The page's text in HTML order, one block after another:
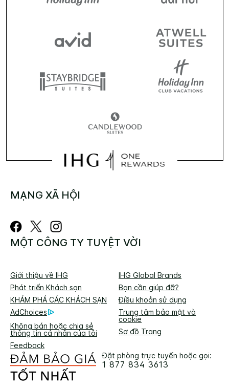
MẠNG XÃ HỘI
MỘT CÔNG TY TUYỆT VỜI
Giới thiệu về IHG
IHG Global Brands
Phát triển Khách sạn
Bạn cần giúp đỡ?
KHÁM PHÁ CÁC KHÁCH SẠN
Điều khoản sử dụng
AdChoices
Trung tâm bảo mật và
cookie
Không bán hoặc chia sẻ
thông tin cá nhân của tôi
Sơ đồ Trang
Feedback
Đặt phòng trực tuyến hoặc gọi:
1 877 834 3613